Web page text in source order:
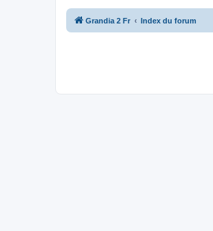
Grandia 2 Fr Index du forum